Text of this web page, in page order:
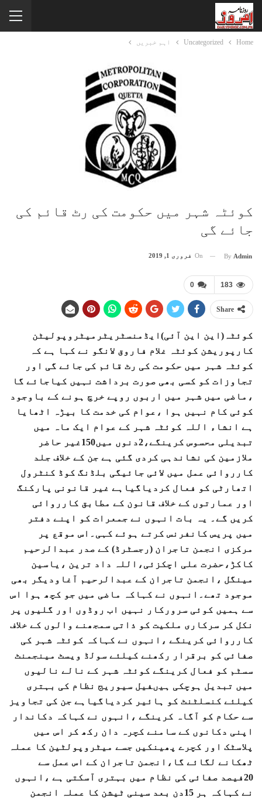
Home
Uncategorized اہم خبریں
کوئٹہ شہر میں حکومت کی رٹ قائم کی
جائے گی
By Admin
On فروری 1, 2019
0 183
Share
کوئٹہ(این این آئی)ایڈمنسٹریٹرمیٹروپولیٹن
کارپوریشن کوئٹہ غلام فاروق لانگو نے کہا ہے کہ
کوئٹہ شہر میں حکومت کی رٹ قائم کی جائے گی اور
تجاوزات کو کسی بھی صورت برداشت نہیں کیاجائے گا
،ماضی میں شہر میں اربوں روپے خرچ ہونے کے باوجود
کوئی کام نہیں ہوا ،عوام کی خدمت کا بیڑہ اٹھایا
ہے انشاء اللہ کوئٹہ شہر کے عوام ایک ماہ میں
تبدیلی محسوس کرینگے،2دنوں میں150غیر حاضر
ملازمین کی نشاندہی کردی گئی ہے جن کے خلاف جلد
کارروائی عمل میں لائی جائیگی بلڈنگ کوڈ کنٹرول
اتھارٹی کو فعال کردیاگیاہے غیر قانونی پارکنگ
اور عمارتوں کے خلاف قانون کے مطابق کارروائی
کریں گے۔ یہ بات انہوں نے جمعرات کو اپنے دفتر
میں پریس کانفرنس کرتے ہوئے کہی۔اس موقع پر
مرکزی انجمن تاجران (رجسٹرڈ) کے صدر عبدالرحیم
کاکڑ،حضرت علی اچکزئی،اللہ داد ترین ،یاسین
مینگل ،انجمن تاجران کے عبدالرحیم آغاودیگر بھی
موجود تھے۔انہوں نے کہاکہ ماضی میں جو کچھ ہوا اس
سے ہمیں کوئی سرورکار نہیں اب روڈوں اور گلیوں پر
نکل کر سرکاری ملکیت کو ذاتی سمجھنے والوں کے خلاف
کارروائی کرینگے ،انہوں نے کہاکہ کوئٹہ شہر کی
صفائی کو برقرار رکھنے کیلئے سولڈ ویسٹ مینجمنٹ
سسٹم کو فعال کرینگے کوئٹہ شہر کے نالے نالیوں
میں تبدیل ہوچکی ہیںفیل سیوریج نظام کی بہتری
کیلئے کنسلٹنٹ کو ہائیر کردیاگیاہے جن کی تجاویز
سے حکام کو آگاہ کرینگے ،انہوں نے کہاکہ دکاندار
اپنی دکانوں کے سامنے کچرہ دان رکھ کر اس میں
پلاسٹک اور کچرے پھینکیں جسے میٹروپولٹین کا عملہ
ٹھکانے لگائے گا،انجمن تاجران کے اس عمل سے
20فیصد صفائی کی نظام میں بہتری آسکتی ہے ،انہوں
نے کہاکہ ہر 15دن بعد سینی ٹیشن کا عملہ انجمن